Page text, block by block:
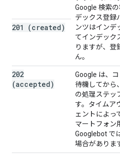
Google 検索
デックス登録
ンツはインデ
てインデック
りますが、登
ん。
201 (created)
202
(accepted)
Google は、
待機してから
の処理ステッ
す。タイムア
ェントによっ
マートフォン
Googlebot で
場合がありま